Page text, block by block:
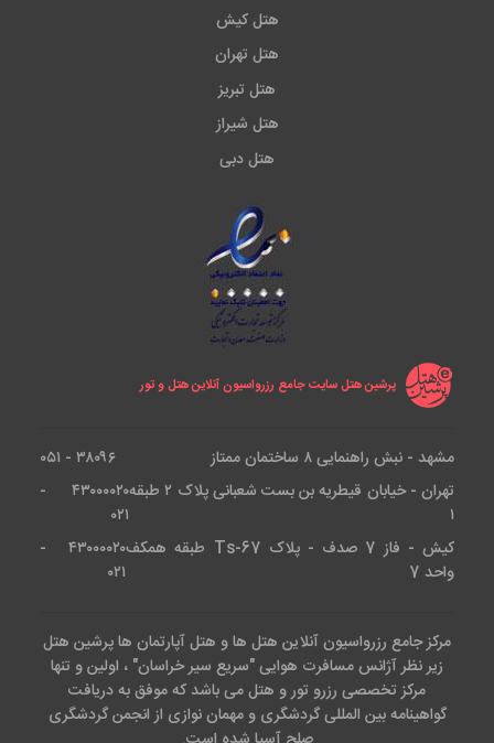
هتل کیش
هتل تهران
هتل تبریز
هتل شیراز
هتل دبی
پرشین هتل سایت جامع رزرواسیون آنلاین هتل و تور
مشهد - نبش راهنمایی ۸ ساختمان ممتاز
۳۸۰۹۶ - ۰۵۱
تهران - خیابان قیطریه بن بست شعبانی پلاک ۲ طبقه
۱
۴۳۰۰۰۰۲۰ -
۰۲۱
کیش - فاز 7 صدف - پلاک Ts-67 طبقه همکف
واحد 7
۴۳۰۰۰۰۲۰ -
۰۲۱
مرکز جامع رزرواسیون آنلاین هتل ها و هتل آپارتمان ها پرشین هتل
زیر نظر آژانس مسافرت هوایی "سریع سیر خراسان" ، اولین و تنها
مرکز تخصصی رزرو تور و هتل می باشد که موفق به دریافت
گواهینامه بین المللی گردشگری و مهمان نوازی از انجمن گردشگری